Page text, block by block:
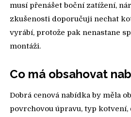
musí přenášet boční zatížení,
zkušenosti doporučuji nechat
vyrábí, protože pak nenastane
montáži.
Co má obsahovat
Dobrá cenová nabídka by měla
povrchovou úpravu, typ kotvení,